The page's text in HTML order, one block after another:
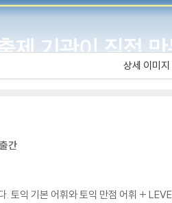
상세 이미지
간
. 토익 기본 어휘와 토익 만점 어휘 +